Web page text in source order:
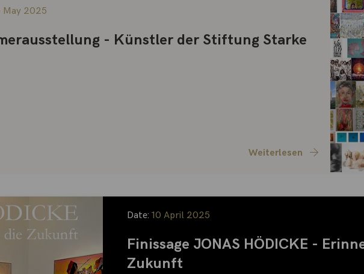
May 2025
- Künstler der Stiftung Starke
Weiterlesen
Date: 10 April 2025
Finissage JONAS HÖDICKE -
Zukunft